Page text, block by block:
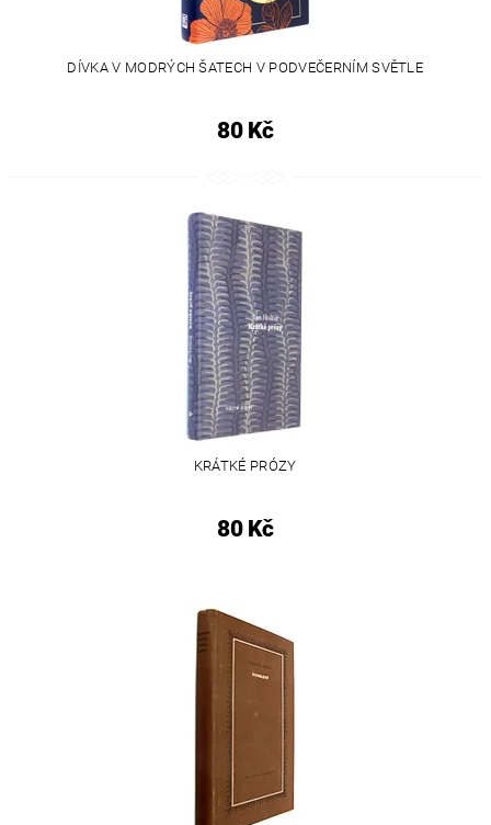
DÍVKA V MODRÝCH ŠATECH V PODVEČERNÍM SVĚTLE
80 Kč
KRÁTKÉ PRÓZY
80 Kč